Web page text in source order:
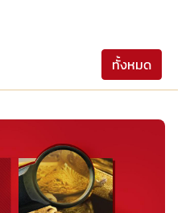
ทั้งหมด